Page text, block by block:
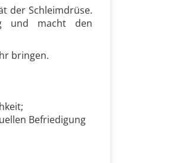
der Schleimdrüse.
und macht den
bringen.
Befriedigung